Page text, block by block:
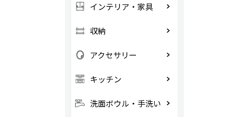
インテリア・家具
収納
アクセサリー
キッチン
洗面ボウル・手洗い